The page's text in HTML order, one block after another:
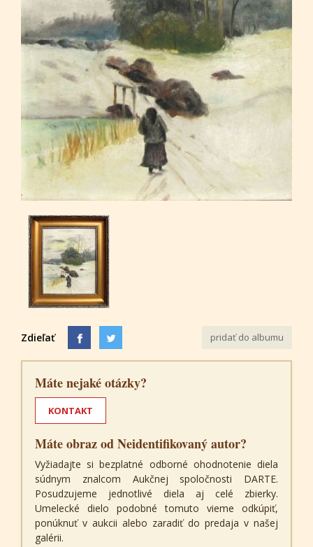
Zdieľať pridať do albumu
Máte nejaké otázky?
KONTAKT
Máte obraz od Neidentifikovaný autor?
Vyžiadajte si bezplatné odborné ohodnotenie diela
súdnym znalcom Aukčnej spoločnosti DARTE.
Posudzujeme jednotlivé diela aj celé zbierky.
Umelecké dielo podobné tomuto vieme odkúpiť,
ponúknuť v aukcii alebo zaradiť do predaja v našej
galérii.